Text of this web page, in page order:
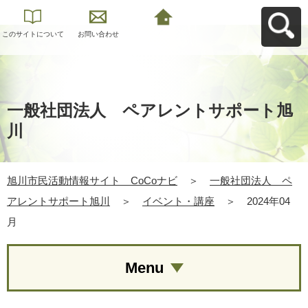
このサイトについて お問い合わせ
一般社団法人 ペアレントサポート旭
川
旭川市民活動情報サイト CoCoナビ ＞
一般社団法人 ペ
アレントサポート旭川
＞ イベント・講座 ＞
2024年04
月
Menu